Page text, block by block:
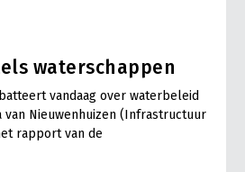
waterschappen
vandaag over waterbeleid
van Nieuwenhuizen (Infrastructuur
rapport van de